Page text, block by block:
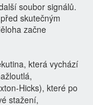
soubor signálů.
skutečným
začne
která vychází
které po
stažení,